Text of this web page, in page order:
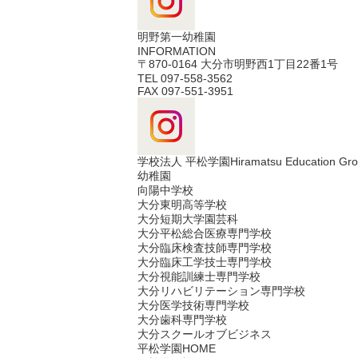
明野第一幼稚園
INFORMATION
〒870-0164 大分市明野西1丁目22番1号
TEL 097-558-3562
FAX 097-551-3951
学校法人 平松学園Hiramatsu Education
幼稚園
向陽中学校
大分東明高等学校
大分短期大学園芸科
大分平松総合医療専門学校
大分臨床検査技師専門学校
大分臨床工学技士専門学校
大分視能訓練士専門学校
大分リハビリテーション専門学校
大分医学技術専門学校
大分歯科専門学校
大分スクールオブビジネス
平松学園HOME